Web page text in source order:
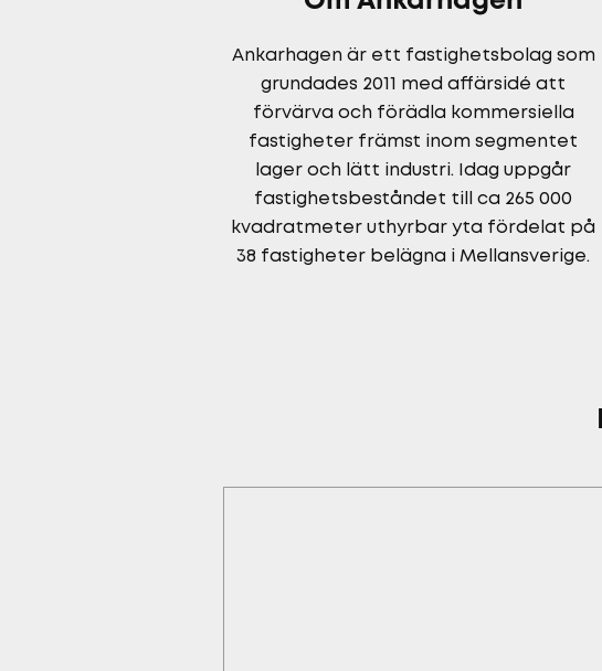
Ankarhagen är ett fastighetsbolag som
grundades 2011 med affärsidé att
förvärva och förädla kommersiella
fastigheter främst inom segmentet
lager och lätt industri. Idag uppgår
fastighetsbeståndet till ca 265 000
kvadratmeter uthyrbar yta fördelat på
38 fastigheter belägna i Mellansverige.